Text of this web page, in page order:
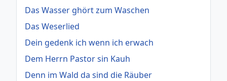
Das Wasser ghört zum Waschen
Das Weserlied
Dein gedenk ich wenn ich erwach
Dem Herrn Pastor sin Kauh
Denn im Wald da sind die Räuber